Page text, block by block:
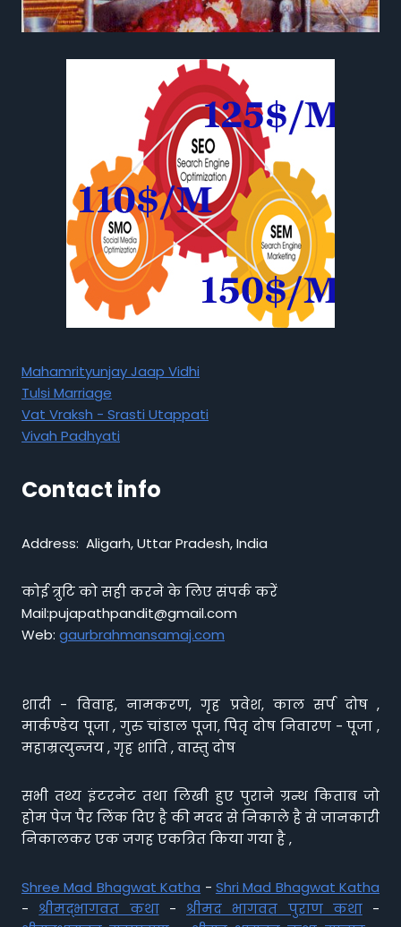
Mahamrityunjay Jaap Vidhi
Tulsi Marriage
Vat Vraksh - Srasti Utappati
Vivah Padhyati
Contact info
Address: Aligarh, Uttar Pradesh, India
कोई त्रुटि को सही करने के लिए संपर्क करें
Mail:pujapathpandit@gmail.com
Web: gaurbrahmansamaj.com
शादी - विवाह, नामकरण, गृह प्रवेश, काल सर्प दोष ,
मार्कण्डेय पूजा , गुरु चांडाल पूजा, पितृ दोष निवारण - पूजा ,
महाम्रत्युन्जय , गृह शांति , वास्तु दोष
सभी तथ्य इंटरनेट तथा लिखी हुए पुराने ग्रन्थ किताब जो
होम पेज पैर लिंक दिए है की मदद से निकाले है से जानकारी
निकालकर एक जगह एकत्रित किया गया है ,
Shree Mad Bhagwat Katha - Shri Mad Bhagwat Katha
- श्रीमद्भागवत कथा- श्रीमद भागवत पुराण कथा-